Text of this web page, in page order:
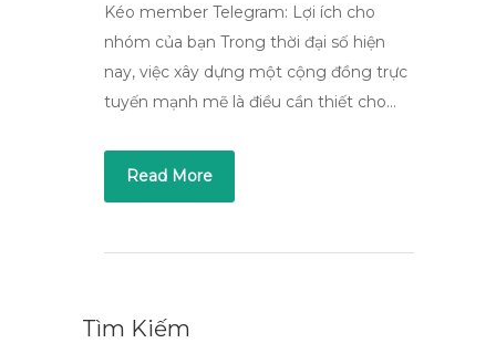
Kéo member Telegram: Lợi ích cho
nhóm của bạn Trong thời đại số hiện
nay, việc xây dựng một cộng đồng trực
tuyến mạnh mẽ là điều cần thiết cho…
Read More
Tìm Kiếm